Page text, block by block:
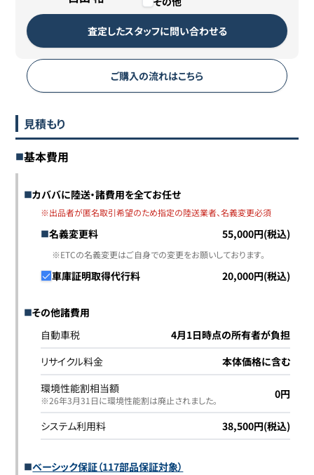
査定したスタッフに問い合わせる
ご購入の流れはこちら
見積もり
基本費用
カババに陸送・諸費用を全てお任せ
※出品者が匿名取引希望のため指定の陸送業者、名義変更必須
名義変更料 55,000円(税込)
※ETCの名義変更はご自身での変更をお願いしております。
車庫証明取得代行料 20,000円(税込)
その他諸費用
自動車税
4月1日時点の所有者が負担
リサイクル料金
本体価格に含む
環境性能割相当額
※26年3月31日に環境性能割は廃止されました｡ 0円
システム利用料 38,500円(税込)
ベーシック保証（117部品保証対象）